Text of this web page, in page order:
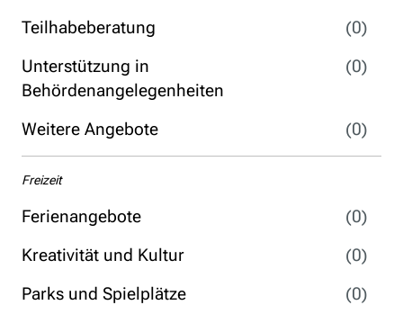
Teilhabeberatung
(0)
Unterstützung in
Behördenangelegenheiten
(0)
Weitere Angebote (0)
Freizeit
Ferienangebote
(0)
Kreativität und Kultur
(0)
Parks und Spielplätze
(0)